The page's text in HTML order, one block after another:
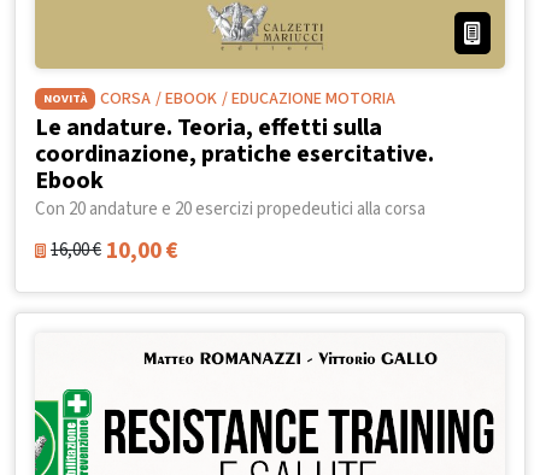
NOVITÀ CORSA / EBOOK / EDUCAZIONE MOTORIA
Le andature. Teoria, effetti sulla
coordinazione, pratiche esercitative.
Ebook
Con 20 andature e 20 esercizi propedeutici alla corsa
16,00€ 10,00€